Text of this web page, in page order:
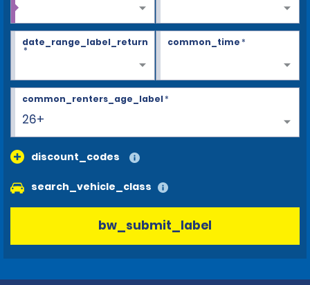
date_range_label_return
*
common_time*
26+
common_renters_age_label*
discount_codes
search_vehicle_class
bw_submit_label